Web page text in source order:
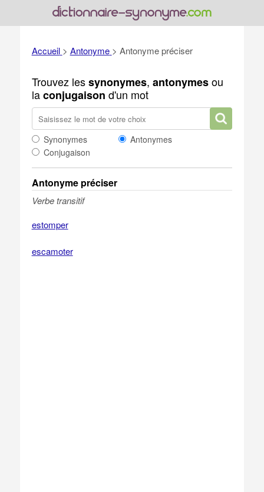
Accueil > Antonyme > Antonyme préciser
Trouvez lessynonymes, antonymesou
laconjugaison d'un mot
Synonymes
Antonymes
Conjugaison
Antonyme préciser
Verbe transitif
estomper
escamoter